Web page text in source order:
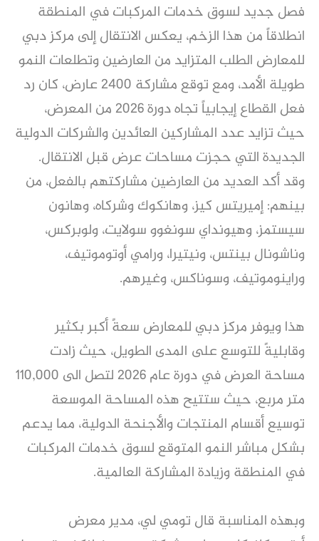
فصل جديد لسوق خدمات المركبات في المنطقة
انطلاقاً من هذا الزخم، يعكس الانتقال إلى مركز دبي
للمعارض الطلب المتزايد من العارضين وتطلعات النمو
طويلة الأمد، ومع توقع مشاركة 2400 عارض، كان رد
فعل القطاع إيجابياً تجاه دورة 2026 من المعرض،
حيث تزايد عدد المشاركين العائدين والشركات الدولية
الجديدة التي حجزت مساحات عرض قبل الانتقال.
وقد أكد العديد من العارضين مشاركتهم بالفعل، من
بينهم: إميريتس كيز، وهانكوك وشركاه، وهانون
سيستمز، وهيونداي سونغوو سولايت، ولوبركس،
وناشونال بينتس، ونيتيرا، ورامي أوتوموتيف،
وراينوموتيف، وسوناكس، وغيرهم.
هذا ويوفر مركز دبي للمعارض سعةً أكبر بكثير
وقابليةً للتوسع على المدى الطويل، حيث زادت
مساحة العرض في دورة عام 2026 لتصل الى 110,000
متر مربع، حيث ستتيح هذه المساحة الموسعة
توسيع أقسام المنتجات والأجنحة الدولية، مما يدعم
بشكل مباشر النمو المتوقع لسوق خدمات المركبات
في المنطقة وزيادة المشاركة العالمية.
وبهذه المناسبة قال تومي لي، مدير معرض